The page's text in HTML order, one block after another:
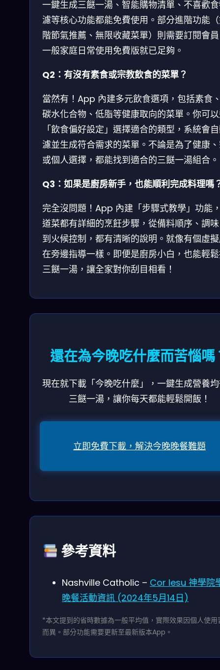
一鍵生成三餸一湯、智能購物清單、不喜歡
濾等核心功能都能免費使用。部分進階功能
階節氣推薦、無限收藏菜單）則需要訂閱會
一般家庭日常使用免費版就已足夠。
Q2：有沒有素食或宗教飲食的菜單？
當然有！App 內建多元飲食選項，包括素食
碳水化合物、低脂等健康取向的菜單。你可
「飲食偏好設定」選擇適合的類型，系統會
濾並生成符合需求的菜單。不論是為了健康
或個人選擇，都能找到適合的三餸一湯組合。
Q3：如果是廚房新手，也能順利完成料理嗎
完全沒問題！App 內建「步驟式教學」功能
道菜都有詳細的烹飪步驟，從備料順序、調
到火候控制，都有清晰的說明。就像有個虛
在旁邊指導一樣。即便是廚房小白，也能輕
三餸一湯，讓全家對你刮目相看！
還在為今晚吃什麼而苦惱嗎
現在就下載「今晚吃什麼」，一鍵生成營養
三餸一湯，讓你每天都能輕鬆開飯！
立即免費下載，解決今晚晚餐難題
參考資料
Nashville Catholic – Cor Iesu 神學院
晚餐活動資訊 (2024年5月14日)
*本文提到的省時數據為一般平均值，實際效果因個人使用
而異。部分功能需要更新至最新版本App。